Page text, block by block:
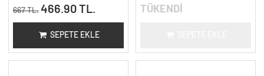
667 TL. 466.90 TL.
SEPETE EKLE
TÜKENDİ